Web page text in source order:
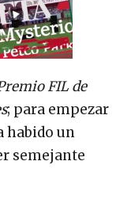
FIL de
; para empezar
habido un
semejante